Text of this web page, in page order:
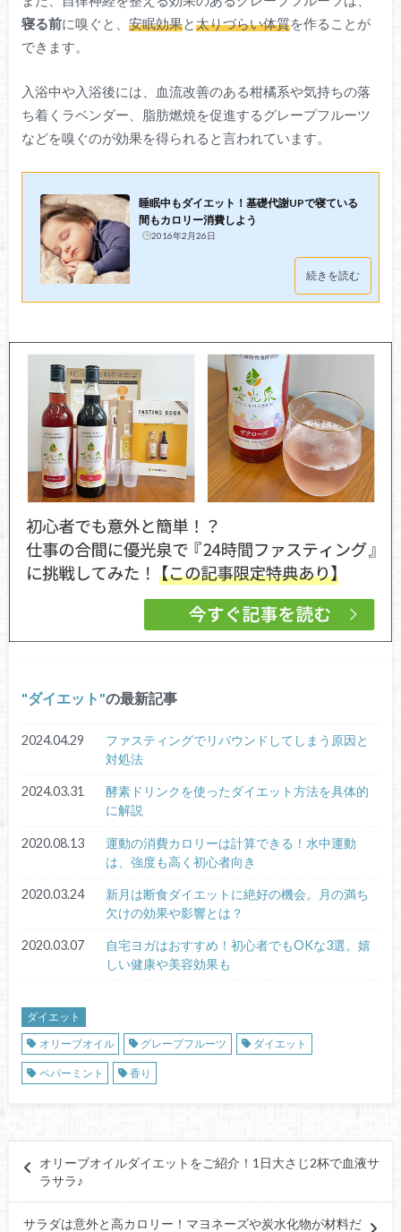
寝る前に嗅ぐと、 安眠効果と太りづらい体質を作ることが
できます。
入浴中や入浴後には、血流改善のある柑橘系や気持ちの落
ち着くラベンダー、脂肪燃焼を促進するグレープフルーツ
などを嗅ぐのが効果を得られると言われています。
睡眠中もダイエット！基礎代謝UPで寝ている
間もカロリー消費しよう
2016年2月26日
続きを読む
ダイエット の最新記事
2024.04.29
ファスティングでリバウンドしてしまう原因と
対処法
2024.03.31
酵素ドリンクを使ったダイエット方法を具体的
に解説
2020.08.13
運動の消費カロリーは計算できる！水中運動
は、強度も高く初心者向き
2020.03.24
新月は断食ダイエットに絶好の機会。月の満ち
欠けの効果や影響とは？
2020.03.07
自宅ヨガはおすすめ！初心者でもOKな3選。嬉
しい健康や美容効果も
ダイエット
オリーブオイル
グレープフルーツ ダイエット
ペパーミント 香り
オリーブオイルダイエットをご紹介！1日大さじ2杯で血液サ
ラサラ♪
サラダは意外と高カロリー！マヨネーズや炭水化物が材料だ